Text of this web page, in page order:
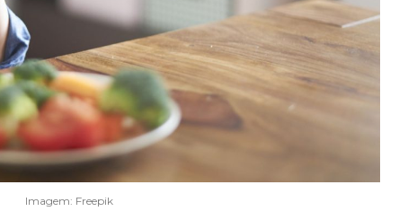
Imagem: Freepik